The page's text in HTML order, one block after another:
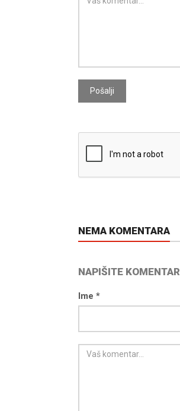
Pošalji
NEMA KOMENTARA
NAPIŠITE KOMENTAR
Ime *